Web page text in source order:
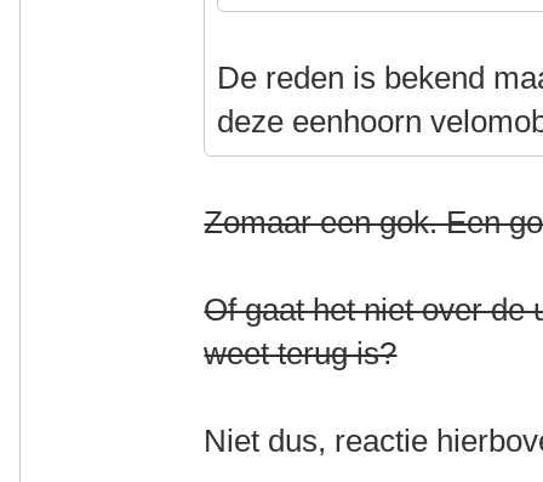
De reden is bekend
deze eenhoorn
Zomaar een gok. Een
Of gaat het niet over de
weet terug is?
Niet dus, reactie